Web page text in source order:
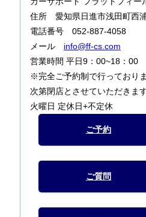
住所 愛知県日進市浅田町西
電話番号 052-887-4058
メール info@ff-cs.com
営業時間 平日9：00~18：00
※完全ご予約制で行っており
次第閉店とさせていただきます
火曜日 定休日+不定休
ご予約
ご質問